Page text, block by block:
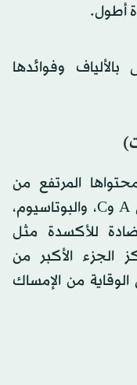
أطول.
بالألياف وفوائدها
المرتفع من
الألياف، إلى جانب غناها بفيتاميني A وC، والبوتاسيوم،
للأكسدة مثل
الجزء الأكبر من
من الإمساك